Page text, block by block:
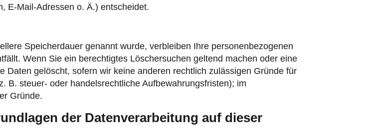
E-Mail-Adressen o. Ä.) entscheidet.
Speicherdauer genannt wurde, verbleiben Ihre personenbezogenen
Wenn Sie ein berechtigtes Löschersuchen geltend machen oder eine
Daten gelöscht, sofern wir keine anderen rechtlich zulässigen Gründe für
B. steuer- oder handelsrechtliche Aufbewahrungsfristen); im
Gründe.
der Datenverarbeitung auf dieser